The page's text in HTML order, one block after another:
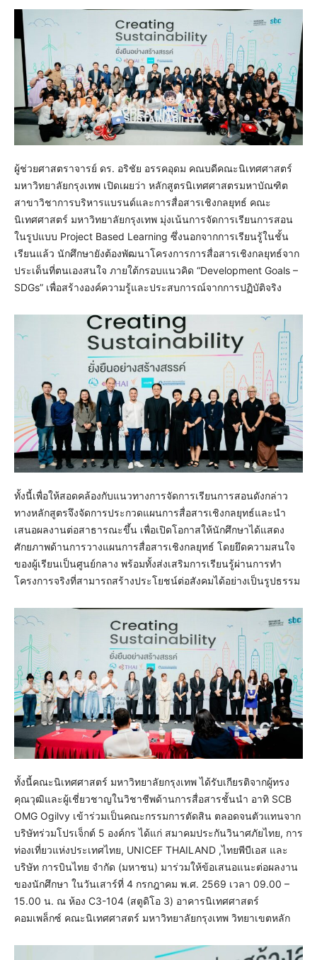
ผู้ช่วยศาสตราจารย์ ดร. อริชัย อรรคอุดม คณบดีคณะนิเทศศาสตร์
มหาวิทยาลัยกรุงเทพ เปิดเผยว่า หลักสูตรนิเทศศาสตรมหาบัณฑิต
สาขาวิชาการบริหารแบรนด์และการสื่อสารเชิงกลยุทธ์ คณะ
นิเทศศาสตร์ มหาวิทยาลัยกรุงเทพ มุ่งเน้นการจัดการเรียนการสอน
ในรูปแบบ Project Based Learning ซึ่งนอกจากการเรียนรู้ในชั้น
เรียนแล้ว นักศึกษายังต้องพัฒนาโครงการการสื่อสารเชิงกลยุทธ์จาก
ประเด็นที่ตนเองสนใจ ภายใต้กรอบแนวคิด “Development Goals –
SDGs” เพื่อสร้างองค์ความรู้และประสบการณ์จากการปฏิบัติจริง
ทั้งนี้เพื่อให้สอดคล้องกับแนวทางการจัดการเรียนการสอนดังกล่าว
ทางหลักสูตรจึงจัดการประกวดแผนการสื่อสารเชิงกลยุทธ์และนำ
เสนอผลงานต่อสาธารณะขึ้น เพื่อเปิดโอกาสให้นักศึกษาได้แสดง
ศักยภาพด้านการวางแผนการสื่อสารเชิงกลยุทธ์ โดยยึดความสนใจ
ของผู้เรียนเป็นศูนย์กลาง พร้อมทั้งส่งเสริมการเรียนรู้ผ่านการทำ
โครงการจริงที่สามารถสร้างประโยชน์ต่อสังคมได้อย่างเป็นรูปธรรม
ทั้งนี้คณะนิเทศศาสตร์ มหาวิทยาลัยกรุงเทพ ได้รับเกียรติจากผู้ทรง
คุณวุฒิและผู้เชี่ยวชาญในวิชาชีพด้านการสื่อสารชั้นนำ อาทิ SCB
OMG Ogilvy เข้าร่วมเป็นคณะกรรมการตัดสิน ตลอดจนตัวแทนจาก
บริษัทร่วมโปรเจ็กต์ 5 องค์กร ได้แก่ สมาคมประกันวินาศภัยไทย, การ
ท่องเที่ยวแห่งประเทศไทย, UNICEF THAILAND ,ไทยพีบีเอส และ
บริษัท การบินไทย จำกัด (มหาชน) มาร่วมให้ข้อเสนอแนะต่อผลงาน
ของนักศึกษา ในวันเสาร์ที่ 4 กรกฎาคม พ.ศ. 2569 เวลา 09.00 –
15.00 น. ณ ห้อง C3-104 (สตูดิโอ 3) อาคารนิเทศศาสตร์
คอมเพล็กซ์ คณะนิเทศศาสตร์ มหาวิทยาลัยกรุงเทพ วิทยาเขตหลัก